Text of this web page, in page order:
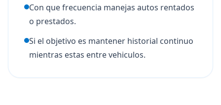
Con que frecuencia manejas autos rentados
o prestados.
Si el objetivo es mantener historial continuo
mientras estas entre vehiculos.